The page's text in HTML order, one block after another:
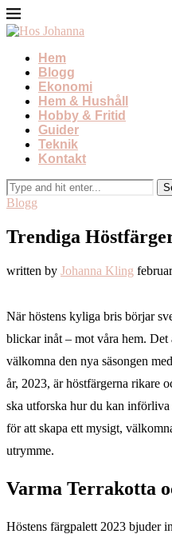
Hem
Blogg
Ekonomi
Hem & Hushåll
Hobby & Fritid
Guider
Teknik
Kontakt
Blogg
Trendiga
written by Johanna Kling
När höstens kyliga bris börjar
blickar inåt – mot våra hem. Det
välkomna den nya säsongen
år, 2023, är höstfärgerna rikare
ska utforska hur du kan
för att skapa ett mysigt,
utrymme.
Varma Terrakotta
Höstens färgpalett 2023 bjuder